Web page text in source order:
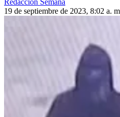
19 de septiembre de 2023, 8:02 a.